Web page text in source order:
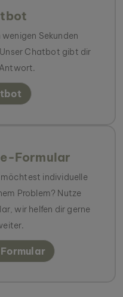
Sekunden
Chatbot gibt dir
Formular
möchtest individuelle
Problem? Nutze
wir helfen dir gerne